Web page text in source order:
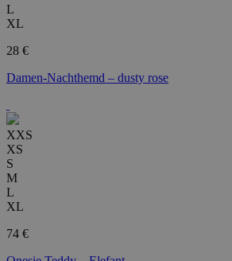
L
XL
28 €
Damen-Nachthemd – dusty rose
XXS
XS
S
M
L
XL
74 €